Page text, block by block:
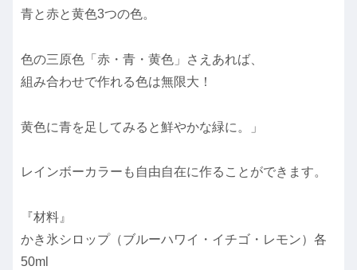
青と赤と黄色3つの色。
色の三原色「赤・青・黄色」さえあれば、
組み合わせで作れる色は無限大！
黄色に青を足してみると鮮やかな緑に。」
レインボーカラーも自由自在に作ることができます。
『材料』
かき氷シロップ（ブルーハワイ・イチゴ・レモン）各
50ml